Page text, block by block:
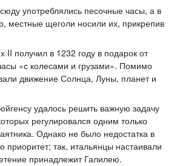
употреблялись песочные часы, а в
местные щеголи носили их, прикрепив
II получил в 1232 году в подарок от
«с колесами и грузами». Помимо
движение Солнца, Луны, планет и
удалось решить важную задачу
регулировался одним только
Однако не было недостатка в
приоритет; так, итальянцы настаивали
принадлежит Галилею.